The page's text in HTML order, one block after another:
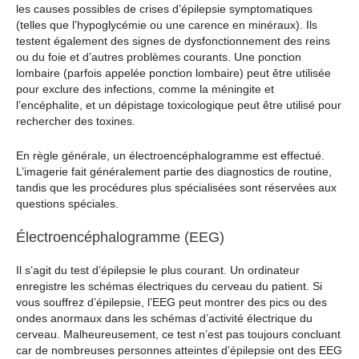
les causes possibles de crises d’épilepsie symptomatiques
(telles que l’hypoglycémie ou une carence en minéraux). Ils
testent également des signes de dysfonctionnement des reins
ou du foie et d’autres problèmes courants. Une ponction
lombaire (parfois appelée ponction lombaire) peut être utilisée
pour exclure des infections, comme la méningite et
l’encéphalite, et un dépistage toxicologique peut être utilisé pour
rechercher des toxines.
En règle générale, un électroencéphalogramme est effectué.
L’imagerie fait généralement partie des diagnostics de routine,
tandis que les procédures plus spécialisées sont réservées aux
questions spéciales.
Électroencéphalogramme (EEG)
Il s’agit du test d’épilepsie le plus courant. Un ordinateur
enregistre les schémas électriques du cerveau du patient. Si
vous souffrez d’épilepsie, l’EEG peut montrer des pics ou des
ondes anormaux dans les schémas d’activité électrique du
cerveau. Malheureusement, ce test n’est pas toujours concluant
car de nombreuses personnes atteintes d’épilepsie ont des EEG